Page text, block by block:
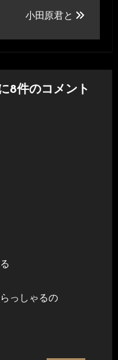
小田原君と
8件のコメント
っしゃるの